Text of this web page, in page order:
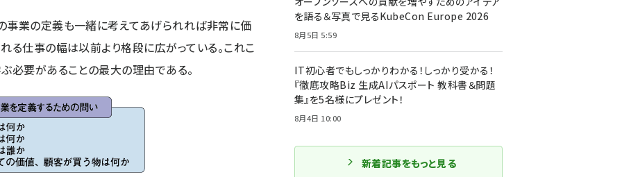
事業の定義も一緒に考えてあげられれば非常に価
る仕事の幅は以前より格段に広がっている。これこ
必要があることの最大の理由である。
を語る＆写真で見るKubeCon Europe 2026
8月5日 5:59
IT初心者でもしっかりわかる！しっかり受かる！
『徹底攻略Biz 生成AIパスポート 教科書＆問題
集』を5名様にプレゼント！
8月4日 10:00
新着記事をもっと見る